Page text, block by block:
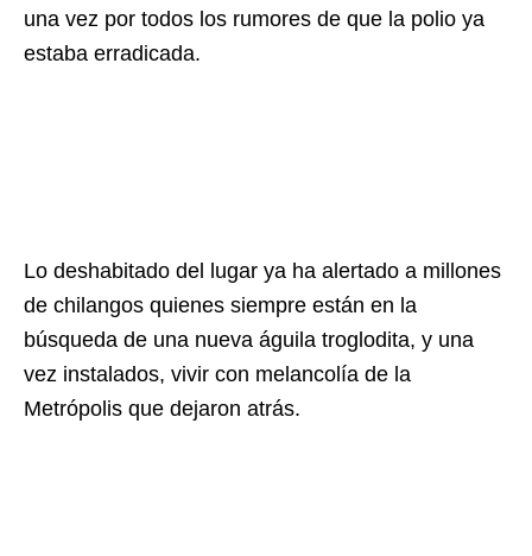
una vez por todos los rumores de que la polio ya
estaba erradicada.
Lo deshabitado del lugar ya ha alertado a millones
de chilangos quienes siempre están en la
búsqueda de una nueva águila troglodita, y una
vez instalados, vivir con melancolía de la
Metrópolis que dejaron atrás.